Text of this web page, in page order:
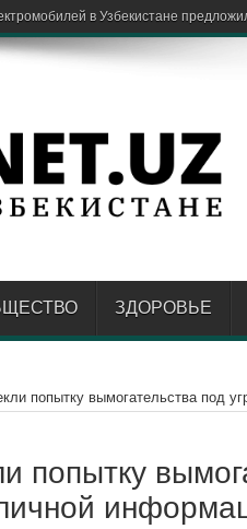
в Узбекистане
ЗДОРОВЬЕ
попытку вымогательства под
попытку